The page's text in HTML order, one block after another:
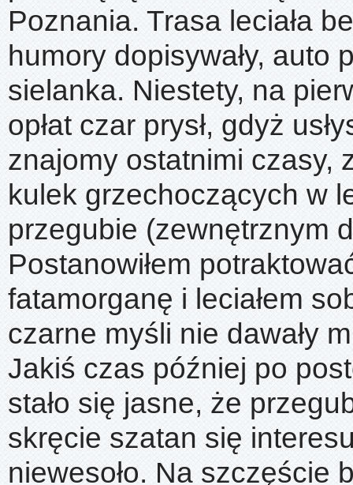
Poznania. Trasa leciała
humory dopisywały, auto
sielanka. Niestety, na
opłat czar prysł, gdyż
znajomy ostatnimi czasy,
kulek grzechoczących w
przegubie (zewnętrznym
Postanowiłem
fatamorganę i leciałem
czarne myśli nie dawały
Jakiś czas później po
stało się jasne, że
skręcie szatan się
niewesoło. Na szczęście